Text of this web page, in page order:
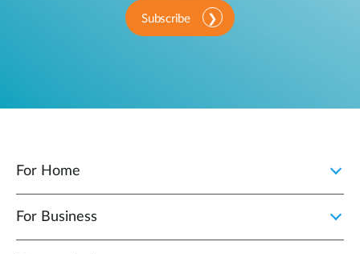
Subscribe
For Home
For Business